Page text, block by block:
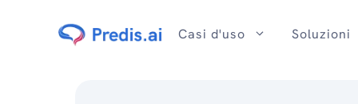
Casi d'uso Soluzioni